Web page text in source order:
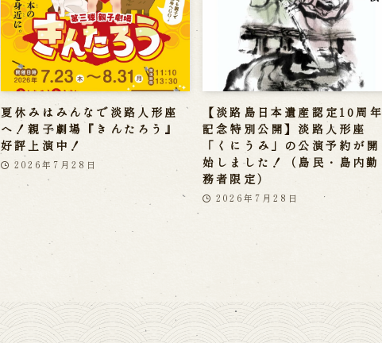
夏休みはみんなで淡路人形座
へ！親子劇場『きんたろう』
好評上演中！
2026年7月28日
【淡路島日本遺産認定10周年
記念特別公開】淡路人形座
「くにうみ」の公演予約が開
始しました！（島民・島内勤
務者限定）
2026年7月28日